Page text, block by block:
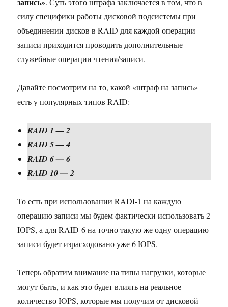
силу специфики работы дисковой подсистемы при
объединении дисков в RAID для каждой операции
записи приходится проводить дополнительные
служебные операции чтения/записи.
Давайте посмотрим на то, какой «штраф на запись»
есть у популярных типов RAID:
RAID 1 — 2
RAID 5 — 4
RAID 6 — 6
RAID 10 — 2
То есть при использовании RADI-1 на каждую
операцию записи мы будем фактически использовать 2
IOPS, а для RAID-6 на точно такую же одну операцию
записи будет израсходовано уже 6 IOPS.
Теперь обратим внимание на типы нагрузки, которые
могут быть, и как это будет влиять на реальное
количество IOPS, которые мы получим от дисковой